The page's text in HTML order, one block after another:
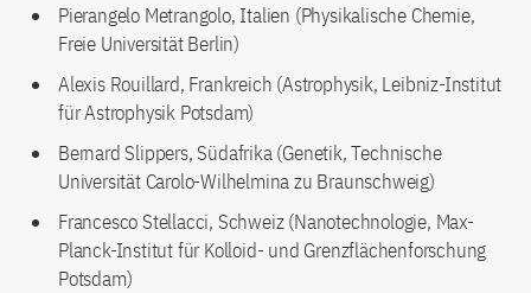
Pierangelo Metrangolo, Italien (Physikalische Chemie,
Freie Universität Berlin)
Alexis Rouillard, Frankreich (Astrophysik, Leibniz-Institut
für Astrophysik Potsdam)
Bernard Slippers, Südafrika (Genetik, Technische
Universität Carolo-Wilhelmina zu Braunschweig)
Francesco Stellacci, Schweiz (Nanotechnologie, Max-
Planck-Institut für Kolloid- und Grenzflächenforschung
Potsdam)